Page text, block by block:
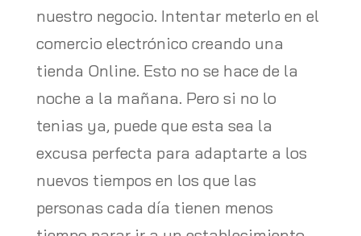
nuestro negocio. Intentar meterlo en el
comercio electrónico creando una
tienda Online. Esto no se hace de la
noche a la mañana. Pero si no lo
tenias ya, puede que esta sea la
excusa perfecta para adaptarte a los
nuevos tiempos en los que las
personas cada día tienen menos